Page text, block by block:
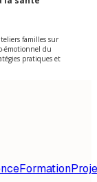
familles sur
émotionnel du
pratiques et
Formation